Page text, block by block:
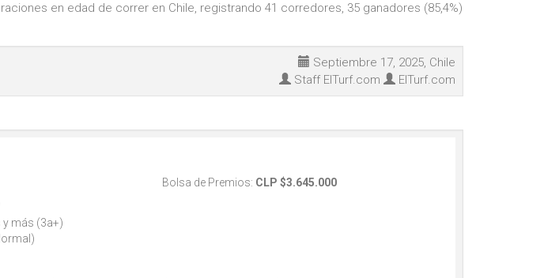
en edad de correr en Chile, registrando 41 corredores, 35 ganadores (85,4%)
Septiembre 17, 2025, Chile
Staff ElTurf.com
ElTurf.com
y más (3a+)
Bolsa de Premios: CLP $3.645.000